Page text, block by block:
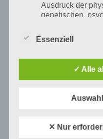
Mehr Artikel
Ausdruck der
genetischen,
kann.
Betroffene
Verarbeitung
Essenziell
✓ Alle
✕ Nur